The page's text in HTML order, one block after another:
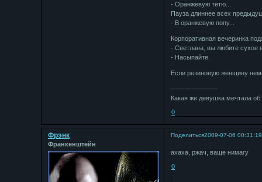
- Оранжевую тетю...
Пауза длиннее всех
- В оранжевую попу...
Корпоративная вечеринка
- Светлана, вы любите сухое
- Hасыпайте.
Если резиновую женщину
--------------------
Какая же девушка мечтала
0
Поделиться2009-07-06 00:31:19
Фрэнк
Франкенштейн
ахаха, ржач, ваще нимагу
0